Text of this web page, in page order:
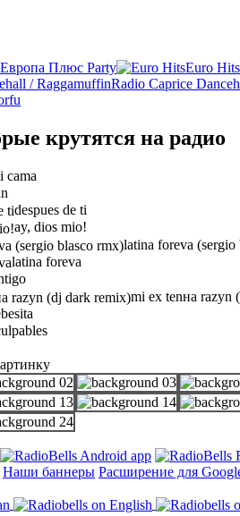
Европа Плюс Party Euro Hits
Radio Caprice
крутятся на радио
cama
despues de ti
ay, dios mio!
latina foreva (sergio
latina foreva
mi ex tenнa razуn
Наши баннеры Расширение для